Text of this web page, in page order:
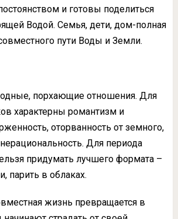
и готовы поделиться
Водой. Семья, дети, дом-полная
пути Воды и Земли.
порхающие отношения. Для
характерны романтизм и
оторванность от земного,
Для периода
придумать лучшего формата –
парить в облаках.
жизнь превращается в